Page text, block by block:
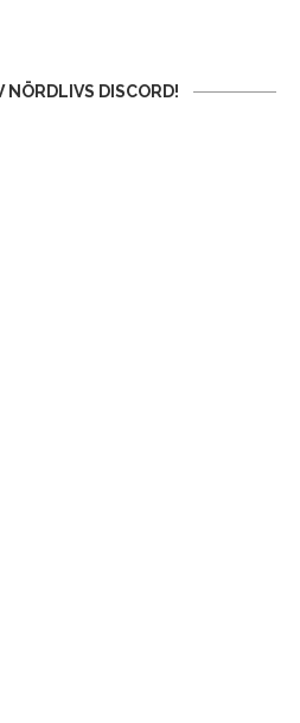
NÖRDLIVS DISCORD!